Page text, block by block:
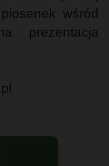
wśród
prezentacja